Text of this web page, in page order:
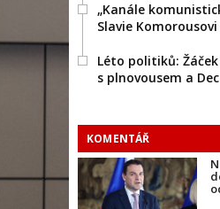
„Kanále
Slavie
Léto politiků:
s plnovousem a
KOMENTÁŘ